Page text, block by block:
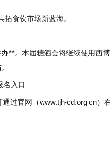
食饮市场新蓝海。
**。本届糖酒会将继续使用西
过官网（www.tjh-cd.org.cn）